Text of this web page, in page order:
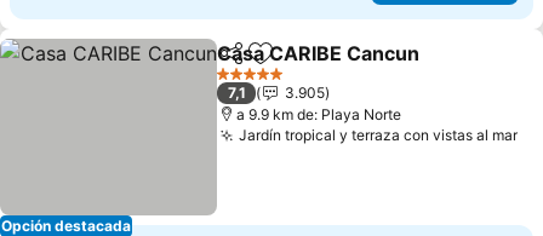
Opción destacada
CompartirAgregar a favoritos
Casa CARIBE Cancun
5 Estrellas
7,1
3.905
a 9.9 km de: Playa Norte
Jardín tropical y terraza con vistas al mar